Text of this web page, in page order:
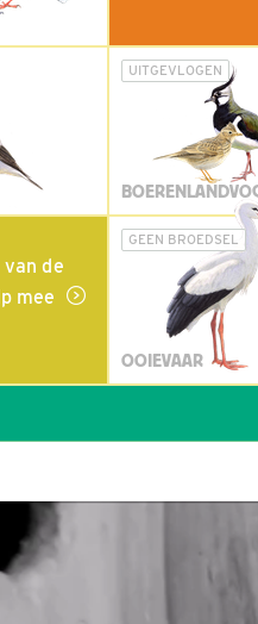
UITGEVLOGEN
de
mee
GEEN BROEDSEL
OOIEVAAR